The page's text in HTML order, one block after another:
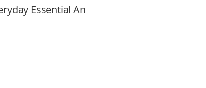
Essential An